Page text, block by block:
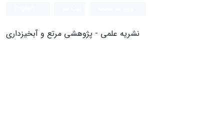
نشریه علمی - پژوهشی مرتع و آبخیزداری